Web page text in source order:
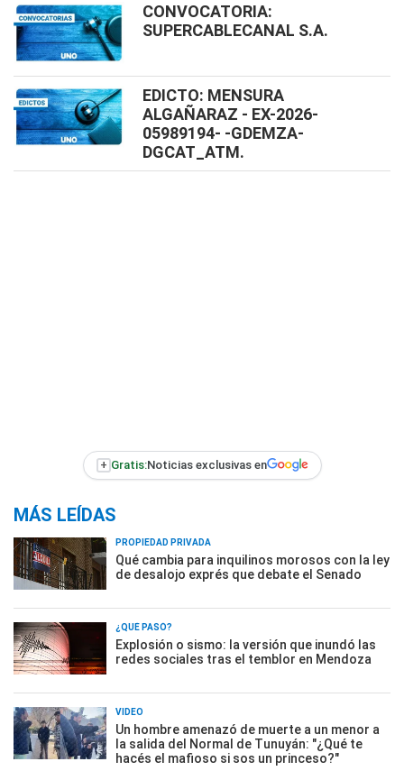
CONVOCATORIA:
SUPERCABLECANAL S.A.
EDICTO: MENSURA
ALGAÑARAZ - EX-2026-
05989194- -GDEMZA-
DGCAT_ATM.
+ Gratis:Noticias exclusivas en
MÁS LEÍDAS
PROPIEDAD PRIVADA
Qué cambia para inquilinos morosos con la ley
de desalojo exprés que debate el Senado
¿QUÉ PASÓ?
Explosión o sismo: la versión que inundó las
redes sociales tras el temblor en Mendoza
VIDEO
Un hombre amenazó de muerte a un menor a
la salida del Normal de Tunuyán: "¿Qué te
hacés el mafioso si sos un princeso?"